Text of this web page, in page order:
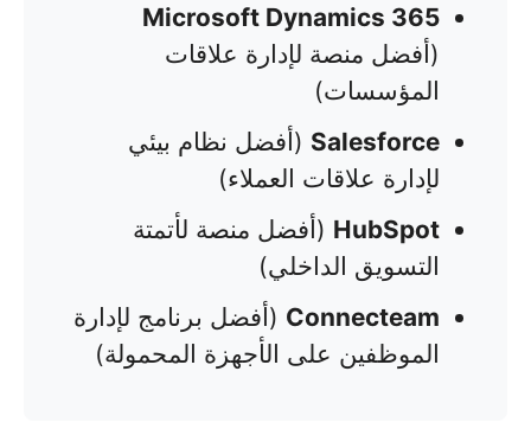
Microsoft Dynamics 365
(أفضل منصة لإدارة علاقات
المؤسسات)
Salesforce (أفضل نظام بيئي
لإدارة علاقات العملاء)
HubSpot (أفضل منصة لأتمتة
التسويق الداخلي)
Connecteam (أفضل برنامج لإدارة
الموظفين على الأجهزة المحمولة)​​​​​​​​​​​​​​​​